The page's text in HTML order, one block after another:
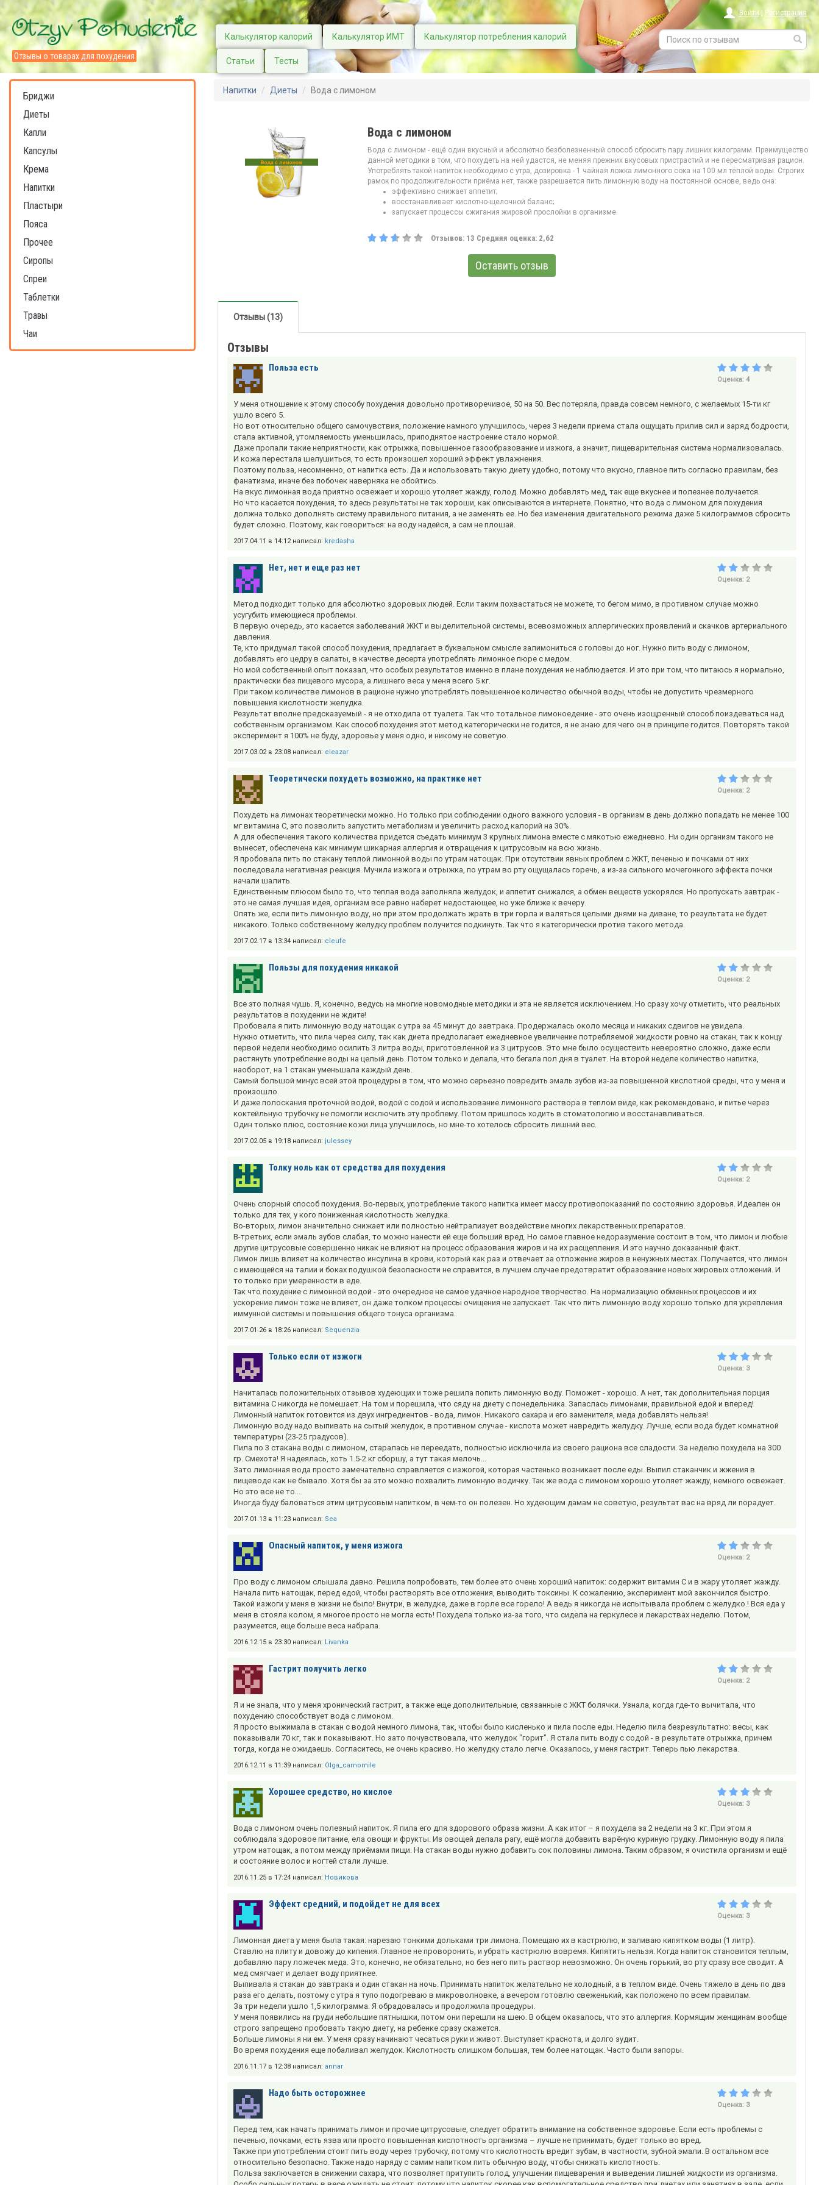
Отзывы о товарах для похудения
Калькулятор калорий Калькулятор ИМТ Калькулятор потребления калорий
Статьи Тесты
Войти | Регистрация
Бриджи
Диеты
Капли
Капсулы
Крема
Напитки
Пластыри
Пояса
Прочее
Сиропы
Спреи
Таблетки
Травы
Чаи
Напитки Диеты Вода с лимоном
Вода с лимоном
Вода с лимоном - ещё один вкусный и абсолютно безболезненный способ сбросить пару лишних килограмм. Преимущество
данной методики в том, что похудеть на ней удастся, не меняя прежних вкусовых пристрастий и не пересматривая рацион.
Употреблять такой напиток необходимо с утра, дозировка - 1 чайная ложка лимонного сока на 100 мл тёплой воды. Строгих
рамок по продолжительности приёма нет, также разрешается пить лимонную воду на постоянной основе, ведь она:
эффективно снижает аппетит;
восстанавливает кислотно-щелочной баланс;
запускает процессы сжигания жировой прослойки в организме.
Отзывов: 13 Средняя оценка: 2,62
Оставить отзыв
Отзывы (13)
Отзывы
Польза есть
Оценка: 4
У меня отношение к этому способу похудения довольно противоречивое, 50 на 50. Вес потеряла, правда совсем немного, с желаемых 15-ти кг
ушло всего 5.
Но вот относительно общего самочувствия, положение намного улучшилось, через 3 недели приема стала ощущать прилив сил и заряд бодрости,
стала активной, утомляемость уменьшилась, приподнятое настроение стало нормой.
Даже пропали такие неприятности, как отрыжка, повышенное газообразование и изжога, а значит, пищеварительная система нормализовалась.
И кожа перестала шелушиться, то есть произошел хороший эффект увлажнения.
Поэтому польза, несомненно, от напитка есть. Да и использовать такую диету удобно, потому что вкусно, главное пить согласно правилам, без
фанатизма, иначе без побочек наверняка не обойтись.
На вкус лимонная вода приятно освежает и хорошо утоляет жажду, голод. Можно добавлять мед, так еще вкуснее и полезнее получается.
Но что касается похудения, то здесь результаты не так хороши, как описываются в интернете. Понятно, что вода с лимоном для похудения
должна только дополнять систему правильного питания, а не заменять ее. Но без изменения двигательного режима даже 5 килограммов сбросить
будет сложно. Поэтому, как говориться: на воду надейся, а сам не плошай.
2017.04.11 в 14:12 написал: kredasha
Нет, нет и еще раз нет
Оценка: 2
Метод подходит только для абсолютно здоровых людей. Если таким похвастаться не можете, то бегом мимо, в противном случае можно
усугубить имеющиеся проблемы.
В первую очередь, это касается заболеваний ЖКТ и выделительной системы, всевозможных аллергических проявлений и скачков артериального
давления.
Те, кто придумал такой способ похудения, предлагает в буквальном смысле залимониться с головы до ног. Нужно пить воду с лимоном,
добавлять его цедру в салаты, в качестве десерта употреблять лимонное пюре с медом.
Но мой собственный опыт показал, что особых результатов именно в плане похудения не наблюдается. И это при том, что питаюсь я нормально,
практически без пищевого мусора, а лишнего веса у меня всего 5 кг.
При таком количестве лимонов в рационе нужно употреблять повышенное количество обычной воды, чтобы не допустить чрезмерного
повышения кислотности желудка.
Результат вполне предсказуемый - я не отходила от туалета. Так что тотальное лимоноедение - это очень изощренный способ поиздеваться над
собственным организмом. Как способ похудения этот метод категорически не годится, я не знаю для чего он в принципе годится. Повторять такой
эксперимент я 100% не буду, здоровье у меня одно, и никому не советую.
2017.03.02 в 23:08 написал: eleazar
Теоретически похудеть возможно, на практике нет
Оценка: 2
Похудеть на лимонах теоретически можно. Но только при соблюдении одного важного условия - в организм в день должно попадать не менее 100
мг витамина С, это позволить запустить метаболизм и увеличить расход калорий на 30%.
А для обеспечения такого количества придется съедать минимум 3 крупных лимона вместе с мякотью ежедневно. Ни один организм такого не
вынесет, обеспечена как минимум шикарная аллергия и отвращения к цитрусовым на всю жизнь.
Я пробовала пить по стакану теплой лимонной воды по утрам натощак. При отсутствии явных проблем с ЖКТ, печенью и почками от них
последовала негативная реакция. Мучила изжога и отрыжка, по утрам во рту ощущалась горечь, а из-за сильного мочегонного эффекта почки
начали шалить.
Единственным плюсом было то, что теплая вода заполняла желудок, и аппетит снижался, а обмен веществ ускорялся. Но пропускать завтрак -
это не самая лучшая идея, организм все равно наберет недостающее, но уже ближе к вечеру.
Опять же, если пить лимонную воду, но при этом продолжать жрать в три горла и валяться целыми днями на диване, то результата не будет
никакого. Только собственному желудку проблем получится подкинуть. Так что я категорически против такого метода.
2017.02.17 в 13:34 написал: cleufe
Пользы для похудения никакой
Оценка: 2
Все это полная чушь. Я, конечно, ведусь на многие новомодные методики и эта не является исключением. Но сразу хочу отметить, что реальных
результатов в похудении не ждите!
Пробовала я пить лимонную воду натощак с утра за 45 минут до завтрака. Продержалась около месяца и никаких сдвигов не увидела.
Нужно отметить, что пила через силу, так как диета предполагает ежедневное увеличение потребляемой жидкости ровно на стакан, так к концу
первой недели необходимо осилить 3 литра воды, приготовленной из 3 цитрусов. Это мне было осуществить невероятно сложно, даже если
растянуть употребление воды на целый день. Потом только и делала, что бегала пол дня в туалет. На второй неделе количество напитка,
наоборот, на 1 стакан уменьшала каждый день.
Самый большой минус всей этой процедуры в том, что можно серьезно повредить эмаль зубов из-за повышенной кислотной среды, что у меня и
произошло.
И даже полоскания проточной водой, водой с содой и использование лимонного раствора в теплом виде, как рекомендовано, и питье через
коктейльную трубочку не помогли исключить эту проблему. Потом пришлось ходить в стоматологию и восстанавливаться.
Один только плюс, состояние кожи лица улучшилось, но мне-то хотелось сбросить лишний вес.
2017.02.05 в 19:18 написал: julessey
Толку ноль как от средства для похудения
Оценка: 2
Очень спорный способ похудения. Во-первых, употребление такого напитка имеет массу противопоказаний по состоянию здоровья. Идеален он
только для тех, у кого пониженная кислотность желудка.
Во-вторых, лимон значительно снижает или полностью нейтрализует воздействие многих лекарственных препаратов.
В-третьих, если эмаль зубов слабая, то можно нанести ей еще больший вред. Но самое главное недоразумение состоит в том, что лимон и любые
другие цитрусовые совершенно никак не влияют на процесс образования жиров и на их расщепления. И это научно доказанный факт.
Лимон лишь влияет на количество инсулина в крови, который как раз и отвечает за отложение жиров в ненужных местах. Получается, что лимон
с имеющейся на талии и боках подушкой безопасности не справится, в лучшем случае предотвратит образование новых жировых отложений. И
то только при умеренности в еде.
Так что похудение с лимонной водой - это очередное не самое удачное народное творчество. На нормализацию обменных процессов и их
ускорение лимон тоже не влияет, он даже толком процессы очищения не запускает. Так что пить лимонную воду хорошо только для укрепления
иммунной системы и повышения общего тонуса организма.
2017.01.26 в 18:26 написал: Sequenzia
Только если от изжоги
Оценка: 3
Начиталась положительных отзывов худеющих и тоже решила попить лимонную воду. Поможет - хорошо. А нет, так дополнительная порция
витамина С никогда не помешает. На том и порешила, что сяду на диету с понедельника. Запаслась лимонами, правильной едой и вперед!
Лимонный напиток готовится из двух ингредиентов - вода, лимон. Никакого сахара и его заменителя, меда добавлять нельзя!
Лимонную воду надо выпивать на сытый желудок, в противном случае - кислота может навредить желудку. Лучше, если вода будет комнатной
температуры (23-25 градусов).
Пила по 3 стакана воды с лимоном, старалась не переедать, полностью исключила из своего рациона все сладости. За неделю похудела на 300
гр. Смехота! Я надеялась, хоть 1.5-2 кг сборшу, а тут такая мелочь...
Зато лимонная вода просто замечательно справляется с изжогой, которая частенько возникает после еды. Выпил стаканчик и жжения в
пищеводе как не бывало. Хотя бы за это можно похвалить лимонную водичку. Так же вода с лимоном хорошо утоляет жажду, немного освежает.
Но это все не то...
Иногда буду баловаться этим цитрусовым напитком, в чем-то он полезен. Но худеющим дамам не советую, результат вас на вряд ли порадует.
2017.01.13 в 11:23 написал: Sea
Опасный напиток, у меня изжога
Оценка: 2
Про воду с лимоном слышала давно. Решила попробовать, тем более это очень хороший напиток: содержит витамин С и в жару утоляет жажду.
Начала пить натощак, перед едой, чтобы растворять все отложения, выводить токсины. К сожалению, эксперимент мой закончился быстро.
Такой изжоги у меня в жизни не было! Внутри, в желудке, даже в горле все горело! А ведь я никогда не испытывала проблем с желудко.! Вся еда у
меня в стояла колом, я многое просто не могла есть! Похудела только из-за того, что сидела на геркулесе и лекарствах неделю. Потом,
разумеется, еще больше веса набрала.
2016.12.15 в 23:30 написал: Livanka
Гастрит получить легко
Оценка: 2
Я и не знала, что у меня хронический гастрит, а также еще дополнительные, связанные с ЖКТ болячки. Узнала, когда где-то вычитала, что
похудению способствует вода с лимоном.
Я просто выжимала в стакан с водой немного лимона, так, чтобы было кисленько и пила после еды. Неделю пила безрезультатно: весы, как
показывали 70 кг, так и показывают. Но зато почувствовала, что желудок "горит". Я стала пить воду с содой - в результате отрыжка, причем
тогда, когда не ожидаешь. Согласитесь, не очень красиво. Но желудку стало легче. Оказалось, у меня гастрит. Теперь пью лекарства.
2016.12.11 в 11:39 написал: Olga_camomile
Хорошее средство, но кислое
Оценка: 3
Вода с лимоном очень полезный напиток. Я пила его для здорового образа жизни. А как итог – я похудела за 2 недели на 3 кг. При этом я
соблюдала здоровое питание, ела овощи и фрукты. Из овощей делала рагу, ещё могла добавить варёную куриную грудку. Лимонную воду я пила
утром натощак, а потом между приёмами пищи. На стакан воды нужно добавить сок половины лимона. Таким образом, я очистила организм и ещё
и состояние волос и ногтей стали лучше.
2016.11.25 в 17:24 написал: Новикова
Эффект средний, и подойдет не для всех
Оценка: 3
Лимонная диета у меня была такая: нарезаю тонкими дольками три лимона. Помещаю их в кастрюлю, и заливаю кипятком воды (1 литр).
Ставлю на плиту и довожу до кипения. Главное не проворонить, и убрать кастрюлю вовремя. Кипятить нельзя. Когда напиток становится теплым,
добавляю пару ложечек меда. Это, конечно, не обязательно, но без него пить раствор невозможно. Он очень горький, во рту сразу все сводит. А
мед смягчает и делает воду приятнее.
Выпивала я стакан до завтрака и один стакан на ночь. Принимать напиток желательно не холодный, а в теплом виде. Очень тяжело в день по два
раза его делать, поэтому с утра я тупо подогреваю в микроволновке, а вечером готовлю свеженький, как положено по всем правилам.
За три недели ушло 1,5 килограмма. Я обрадовалась и продолжила процедуры.
У меня появились на груди небольшие пятнышки, потом они перешли на шею. В общем оказалось, что это аллергия. Кормящим женщинам вообще
строго запрещено пробовать такую диету, на ребенке сразу скажется.
Больше лимоны я ни ем. У меня сразу начинают чесаться руки и живот. Выступает краснота, и долго зудит.
Во время похудения еще побаливал желудок. Кислотность слишком большая, тем более натощак. Часто были запоры.
2016.11.17 в 12:38 написал: annar
Надо быть осторожнее
Оценка: 3
Перед тем, как начать принимать лимон и прочие цитрусовые, следует обратить внимание на собственное здоровье. Если есть проблемы с
печенью, почками, есть язва или просто повышенная кислотность организма – лучше не принимать, будет только во вред.
Также при употреблении стоит пить воду через трубочку, потому что кислотность вредит зубам, в частности, зубной эмали. В остальном все
относительно безопасно. Также надо наряду с самим напитком пить обычную воду, чтобы снижать кислотность.
Польза заключается в снижении сахара, что позволяет притупить голод, улучшении пищеварения и выведении лишней жидкости из организма.